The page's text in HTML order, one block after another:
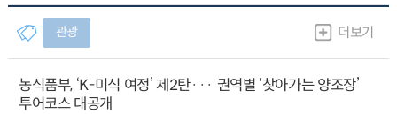
관광 더보기
농식품부, ‘K-미식 여정’ 제2탄··· 권역별 ‘찾아가는 양조장’
투어코스 대공개